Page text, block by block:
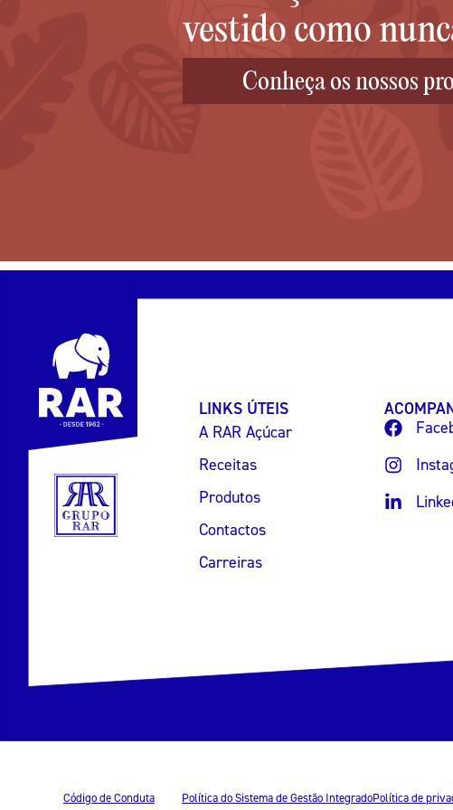
vestido como
Conheça os nossos
LINKS ÚTEIS
A RAR Açúcar
Receitas
Produtos
Contactos
Carreiras
Código de Conduta
Política do Sistema de Gestão IntegradoPolítica de